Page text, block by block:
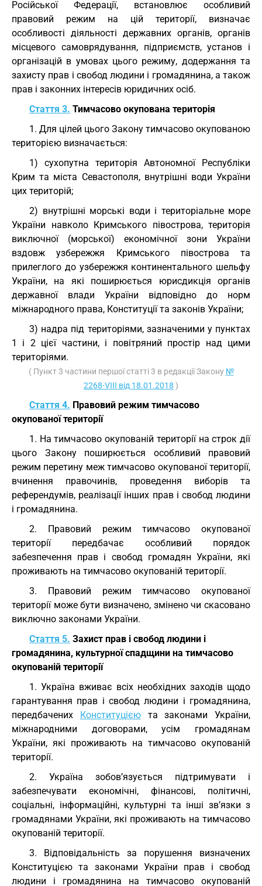
Російської Федерації, встановлює особливий
правовий режим на цій території, визначає
особливості діяльності державних органів, органів
місцевого самоврядування, підприємств, установ і
організацій в умовах цього режиму, додержання та
захисту прав і свобод людини і громадянина, а також
прав і законних інтересів юридичних осіб.
Стаття 3. Тимчасово окупована територія
1. Для цілей цього Закону тимчасово окупованою
територією визначається:
1) сухопутна територія Автономної Республіки
Крим та міста Севастополя, внутрішні води України
цих територій;
2) внутрішні морські води і територіальне море
України навколо Кримського півострова, територія
виключної (морської) економічної зони України
вздовж узбережжя Кримського півострова та
прилеглого до узбережжя континентального шельфу
України, на які поширюється юрисдикція органів
державної влади України відповідно до норм
міжнародного права, Конституції та законів України;
3) надра під територіями, зазначеними у пунктах
1 і 2 цієї частини, і повітряний простір над цими
територіями.
( Пункт 3 частини першої статті 3 в редакції Закону №
2268-VIII від 18.01.2018 )
Стаття 4. Правовий режим тимчасово
окупованої території
1. На тимчасово окупованій території на строк дії
цього Закону поширюється особливий правовий
режим перетину меж тимчасово окупованої території,
вчинення правочинів, проведення виборів та
референдумів, реалізації інших прав і свобод людини
і громадянина.
2. Правовий режим тимчасово окупованої
території передбачає особливий порядок
забезпечення прав і свобод громадян України, які
проживають на тимчасово окупованій території.
3. Правовий режим тимчасово окупованої
території може бути визначено, змінено чи скасовано
виключно законами України.
Стаття 5. Захист прав і свобод людини і
громадянина, культурної спадщини на тимчасово
окупованій території
1. Україна вживає всіх необхідних заходів щодо
гарантування прав і свобод людини і громадянина,
передбачених Конституцієюта законами України,
міжнародними договорами, усім громадянам
України, які проживають на тимчасово окупованій
території.
2. Україна зобов’язується підтримувати і
забезпечувати економічні, фінансові, політичні,
соціальні, інформаційні, культурні та інші зв’язки з
громадянами України, які проживають на тимчасово
окупованій території.
3. Відповідальність за порушення визначених
Конституцією та законами України прав і свобод
людини і громадянина на тимчасово окупованій